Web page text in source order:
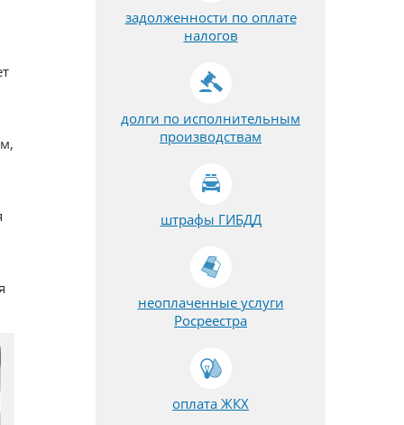
задолженности по оплате
налогов
долги по исполнительным
производствам
штрафы ГИБДД
неоплаченные услуги
Росреестра
оплата ЖКХ